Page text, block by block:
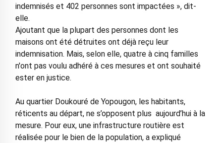
indemnisés et 402 personnes sont impactées », dit-
elle.
Ajoutant que la plupart des personnes dont les
maisons ont été détruites ont déjà reçu leur
indemnisation. Mais, selon elle, quatre à cinq familles
n'ont pas voulu adhéré à ces mesures et ont souhaité
ester en justice.
Au quartier Doukouré de Yopougon, les habitants,
réticents au départ, ne s’opposent plus aujourd’hui à la
mesure. Pour eux, une infrastructure routière est
réalisée pour le bien de la population, a expliqué